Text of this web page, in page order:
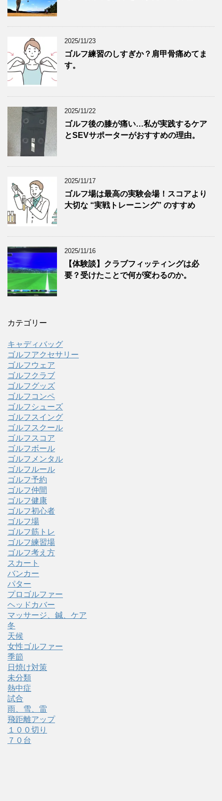
2025/11/23
ゴルフ練習のしすぎか？肩甲骨痛めてま
す。
2025/11/22
ゴルフ後の膝が痛い…私が実践するケア
とSEVサポーターがおすすめの理由。
2025/11/17
ゴルフ場は最高の実験会場！スコアより
大切な “実戦トレーニング” のすすめ
2025/11/16
【体験談】クラブフィッティングは必
要？受けたことで何が変わるのか。
カテゴリー
キャディバッグ
ゴルフアクセサリー
ゴルフウェア
ゴルフクラブ
ゴルフグッズ
ゴルフコンペ
ゴルフシューズ
ゴルフスイング
ゴルフスクール
ゴルフスコア
ゴルフボール
ゴルフメンタル
ゴルフルール
ゴルフ予約
ゴルフ仲間
ゴルフ健康
ゴルフ初心者
ゴルフ場
ゴルフ筋トレ
ゴルフ練習場
ゴルフ考え方
スカート
バンカー
パター
プロゴルファー
ヘッドカバー
マッサージ、鍼、ケア
冬
天候
女性ゴルファー
季節
日焼け対策
未分類
熱中症
試合
雨、雪、雷
飛距離アップ
１００切り
７０台